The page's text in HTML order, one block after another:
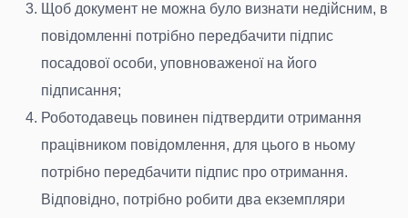
Щоб документ не можна було визнати недійсним, в
повідомленні потрібно передбачити підпис
посадової особи, уповноваженої на його
підписання;
Роботодавець повинен підтвердити отримання
працівником повідомлення, для цього в ньому
потрібно передбачити підпис про отримання.
Відповідно, потрібно робити два екземпляри